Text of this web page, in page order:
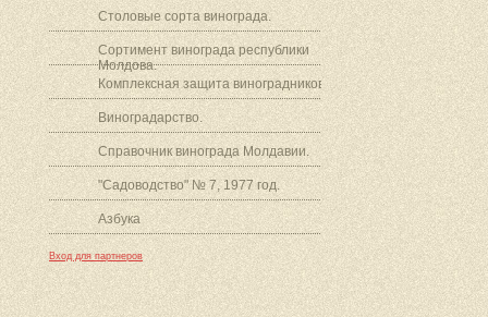
Столовые сорта винограда.
Сортимент винограда республики
Молдова.
Комплексная защита виноградников.
Виноградарство.
Справочник винограда Молдавии.
"Садоводство" № 7, 1977 год.
Азбука
Вход для партнеров